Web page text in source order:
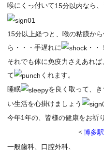
喉にくっ付いて15分以内なら
15分以上経つと、喉の粘膜か
ら・・・手遅れに
・・！
それでも体に免疫力さえあれ
て
くれます。
睡眠
を良く取って、
い生活を心掛けましょう
今年1年の、皆様の健康をお祈
＜博多
一般歯科、口腔外科